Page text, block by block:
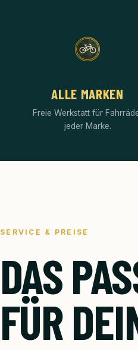
ALLE MARKEN
Freie Werkstatt für
jeder Marke.
SERVICE & PREISE
DAS
FÜR